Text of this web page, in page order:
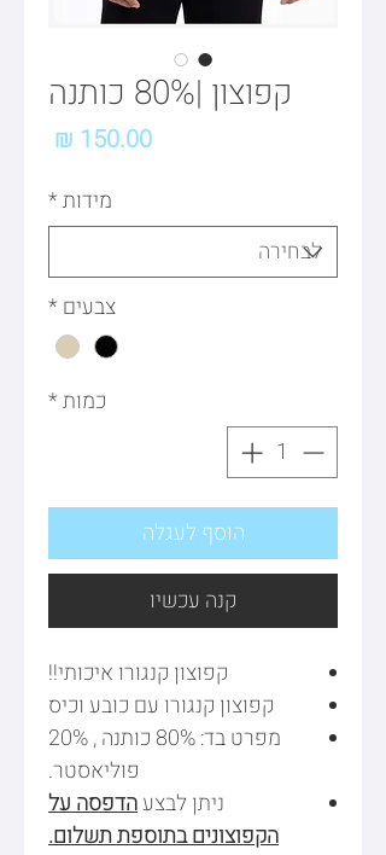
קפוצון |80% כותנה
מידות*
צבעים*
כמות*
הוסף לעגלה
קנה עכשיו
קפוצון קנגורו איכותי!!
קפוצון קנגורו עם כובע וכיס
מפרט בד: 80% כותנה , 20%
פוליאסטר.
ניתן לבצעהדפסה על
הקפוצונים בתוספת תשלום.